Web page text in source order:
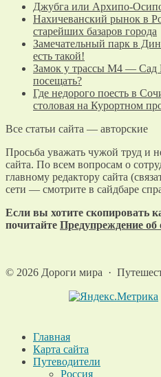
Джубга или Архипо-
Нахичеванский рынок в
старейших базаров города
Замечательный парк в
есть такой!
Замок у трассы М4 — Сад
посещать?
Где недорого поесть в
столовая на Курортном
Все статьи сайта — авторские
Просьба уважать чужой труд и
сайта. По всем вопросам о
главному редактору сайта
сети — смотрите в сайдбаре
Если вы хотите скопировать
почитайте Предупреждение об
© 2026 Дороги мира ·
Главная
Карта сайта
Путеводители
Россия